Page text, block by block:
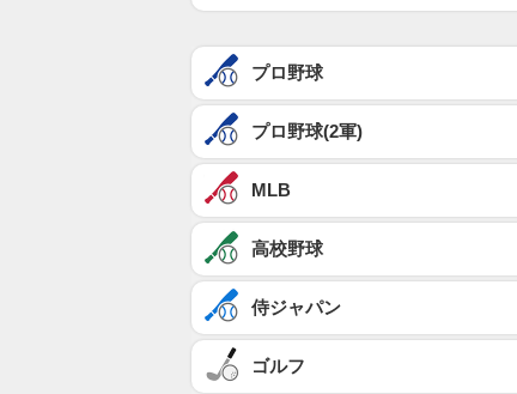
プロ野球
プロ野球(2軍)
MLB
高校野球
侍ジャパン
ゴルフ